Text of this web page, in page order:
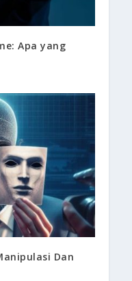
Apa yang
Dan